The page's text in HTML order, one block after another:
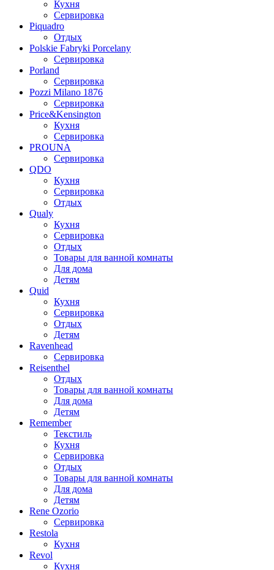
Кухня
Сервировка
Piquadro
Отдых
Polskie Fabryki Porcelany
Сервировка
Porland
Сервировка
Pozzi Milano 1876
Сервировка
Price&Kensington
Кухня
Сервировка
PROUNA
Сервировка
QDO
Кухня
Сервировка
Отдых
Qualy
Кухня
Сервировка
Отдых
Товары для ванной комнаты
Для дома
Детям
Quid
Кухня
Сервировка
Отдых
Детям
Ravenhead
Сервировка
Reisenthel
Отдых
Товары для ванной комнаты
Для дома
Детям
Remember
Текстиль
Кухня
Сервировка
Отдых
Товары для ванной комнаты
Для дома
Детям
Rene Ozorio
Сервировка
Restola
Кухня
Revol
Кухня